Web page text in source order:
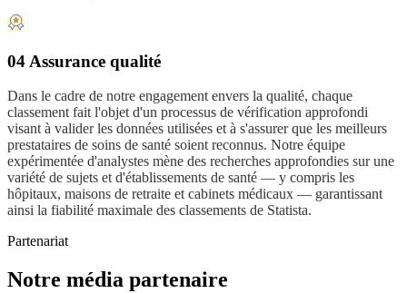
04 Assurance qualité
Dans le cadre de notre engagement envers la qualité, chaque
classement fait l'objet d'un processus de vérification approfondi
visant à valider les données utilisées et à s'assurer que les meilleurs
prestataires de soins de santé soient reconnus. Notre équipe
expérimentée d'analystes mène des recherches approfondies sur une
variété de sujets et d'établissements de santé — y compris les
hôpitaux, maisons de retraite et cabinets médicaux — garantissant
ainsi la fiabilité maximale des classements de Statista.
Partenariat
Notre média partenaire